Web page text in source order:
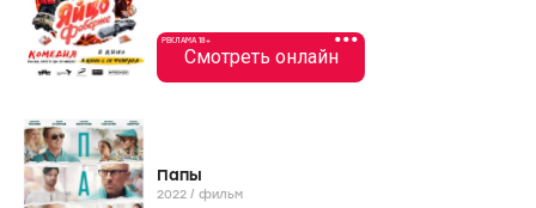
•••
РЕКЛАМА 18+
Смотреть онлайн
Папы
2022 / фильм